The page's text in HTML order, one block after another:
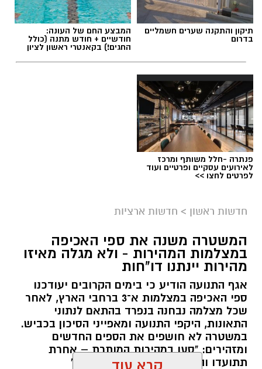
תיקון והתקנה שערים חשמליים
בדרום
המבצע החם של העונה:
חודשיים + חודש מתנה (כולל
החגים!) בקאנטרי ראשון לציון
פנתרה -חלל משותף ומרכז
לאירועים עסקיים ופרטיים ועוד
לפרטים לחצו >>
חדשות ראשון > חדשות ארציות
המשטרה משנה את ספי האכיפה
במצלמות המהירות - ולא מגלה מאיזו
מהירות יינתנו דו"חות
אגף התנועה הודיע כי בימים הקרובים יעודכנו
ספי האכיפה במצלמות א־3 ברחבי הארץ, לאחר
שכל מצלמה נבחנה בנפרד בהתאם לנתוני
התאונות, היקפי התנועה ומאפייני הסיכון בכביש.
במשטרה לא חושפים את הספים החדשים
ומזהירים: "סעו במהירות המותרת – אחרת
תתועדו והדו"ח יישלח ישירות אליכם"